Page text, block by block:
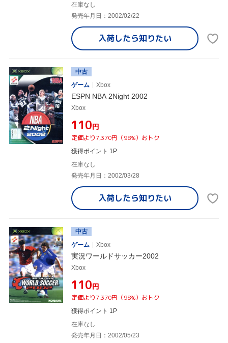
在庫なし
発売年月日：2002/02/22
入荷したら知りたい
中古
ゲーム
Xbox
ESPN NBA 2Night 2002
Xbox
¥110円
定価より7,370円（98%）おトク
獲得ポイント 1P
在庫なし
発売年月日：2002/03/28
入荷したら知りたい
中古
ゲーム
Xbox
実況ワールドサッカー2002
Xbox
¥110円
定価より7,370円（98%）おトク
獲得ポイント 1P
在庫なし
発売年月日：2002/05/23